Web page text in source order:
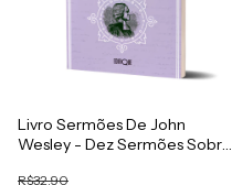
Livro Sermões De John
Wesley - Dez Sermões Sobre
R$32,90